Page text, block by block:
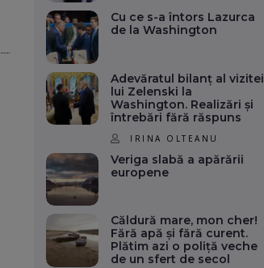
Cu ce s-a întors Lazurca
de la Washington
Adevăratul bilanț al vizitei
lui Zelenski la
Washington. Realizări și
întrebări fără răspuns
IRINA OLTEANU
Veriga slabă a apărării
europene
Căldură mare, mon cher!
Fără apă și fără curent.
Plătim azi o poliță veche
de un sfert de secol